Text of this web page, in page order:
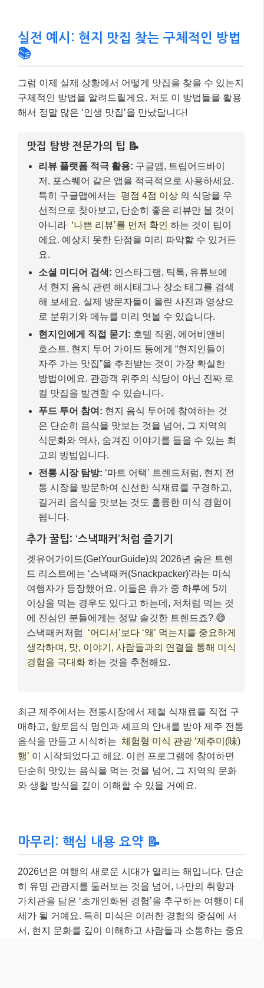
저, 포스퀘어 같은 앱을 적극적으로 사용하세요.
특히 구글맵에서는 평점 4점 이상 의 식당을 우
에요. 예상치 못한 단점을 미리 파악할 수 있거든
요.
소셜 미디어 검색:
인스타그램, 틱톡, 유튜브에
해 보세요. 실제 방문자들이 올린 사진과 영상으
로 분위기와 메뉴를 미리 엿볼 수 있습니다.
현지인에게 직접 묻기:호텔 직원, 에어비앤비
호스트, 현지 투어 가이드 등에게 “현지인들이
자주 가는 맛집”을 추천받는 것이 가장 확실한
방법이에요. 관광객 위주의 식당이 아닌 진짜 로
컬 맛집을 발견할 수 있습니다.
푸드 투어 참여:
은 단순히 음식을 맛보는 것을 넘어, 그 지역의
식문화와 역사, 숨겨진 이야기를 들을 수 있는 최
고의 방법입니다.
전통 시장 탐방:‘마트 어택’ 트렌드처럼, 현지 전
통 시장을 방문하여 신선한 식재료를 구경하고,
길거리 음식을 맛보는 것도 훌륭한 미식 경험이
됩니다.
추가 꿀팁: ‘스낵패커’처럼 즐기기
겟유어가이드(GetYourGuide)의 2026년 숨은 트렌
드 리스트에는 ‘스낵패커(Snackpacker)’라는 미식
여행자가 등장했어요. 이들은 휴가 중 하루에 5끼
이상을 먹는 경우도 있다고 하는데, 저처럼 먹는 것
에 진심인 분들에게는 정말 솔깃한 트렌드죠? 😅
스낵패커처럼 ‘어디서’보다 ‘왜’ 먹는지를 중요하게
생각하며, 맛, 이야기, 사람들과의 연결을 통해 미식
경험을 극대화
하는 것을 추천해요.
최근 제주에서는 전통시장에서 제철 식재료를 직접 구
매하고, 향토음식 명인과 셰프의 안내를 받아 제주 전통
음식을 만들고 시식하는 체험형 미식 관광 ‘제주미(味)
행’
이 시작되었다고 해요. 이런 프로그램에 참여하면
단순히 맛있는 음식을 먹는 것을 넘어, 그 지역의 문화
와 생활 방식을 깊이 이해할 수 있을 거예요.
2026년은 여행의 새로운 시대가 열리는 해입니다. 단순
히 유명 관광지를 둘러보는 것을 넘어, 나만의 취향과
가치관을 담은 ‘초개인화된 경험’을 추구하는 여행이 대
세가 될 거예요. 특히 미식은 이러한 경험의 중심에 서
서, 현지 문화를 깊이 이해하고 사람들과 소통하는 중요
한 매개체가 될 것입니다.
요. 오늘 제가 알려드린 꿀팁들을 활용해서, 여러분의
니다! 더 궁금한 점이 있다면 댓글로 물어봐주세요~ 😊